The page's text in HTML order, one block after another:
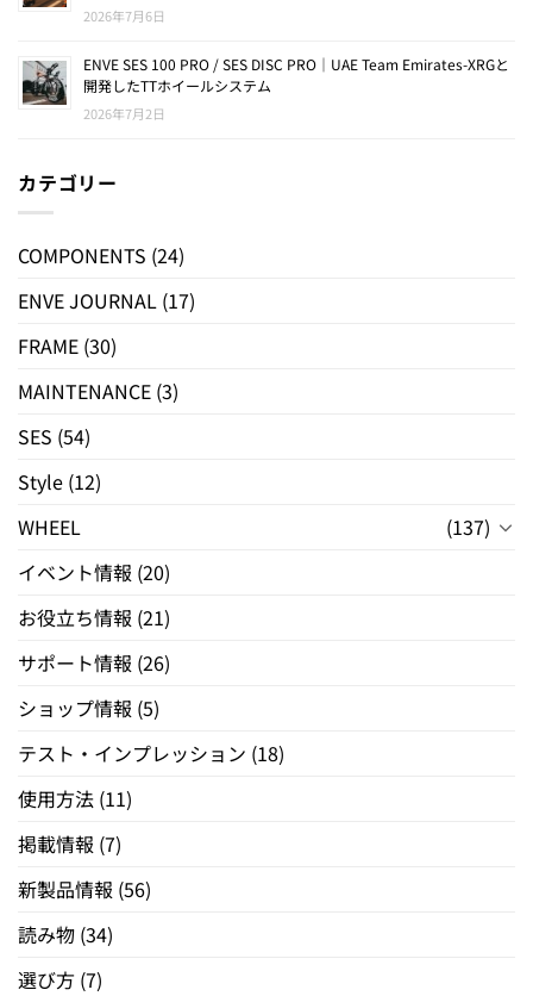
2026年7月6日
ENVE SES 100 PRO / SES DISC PRO｜UAE Team Emirates-XRGと
開発したTTホイールシステム
2026年7月2日
カテゴリー
COMPONENTS (24)
ENVE JOURNAL (17)
FRAME (30)
MAINTENANCE (3)
SES (54)
Style (12)
WHEEL
(137)
イベント情報 (20)
お役立ち情報 (21)
サポート情報 (26)
ショップ情報 (5)
テスト・インプレッション (18)
使用方法 (11)
掲載情報 (7)
新製品情報 (56)
読み物 (34)
選び方 (7)